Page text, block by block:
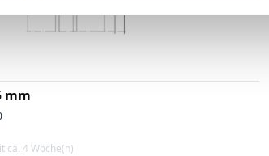
mm
ca. 4 Woche(n)